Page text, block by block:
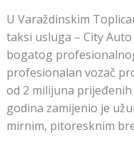
U Varaždinskim
taksi usluga – City
bogatog
profesionalan vozač
od 2 milijuna
godina zamijenio je
mirnim, pitoresknim